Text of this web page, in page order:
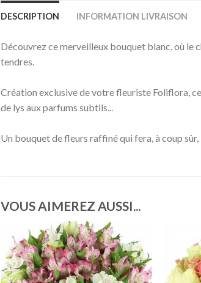
DESCRIPTION INFORMATION LIVRAISON
Découvrez ce merveilleux bouquet blanc, où le
tendres.
Création exclusive de votre fleuriste Foliflora,
de lys aux parfums subtils...
Un bouquet de fleurs raffiné qui fera, à coup
VOUS AIMEREZ AUSSI...